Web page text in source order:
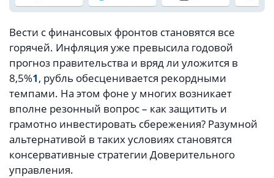
Вести с финансовых фронтов становятся все
горячей. Инфляция уже превысила годовой
прогноз правительства и вряд ли уложится в
8,5%1, рубль обесценивается рекордными
темпами. На этом фоне у многих возникает
вполне резонный вопрос – как защитить и
грамотно инвестировать сбережения? Разумной
альтернативой в таких условиях становятся
консервативные стратегии Доверительного
управления.